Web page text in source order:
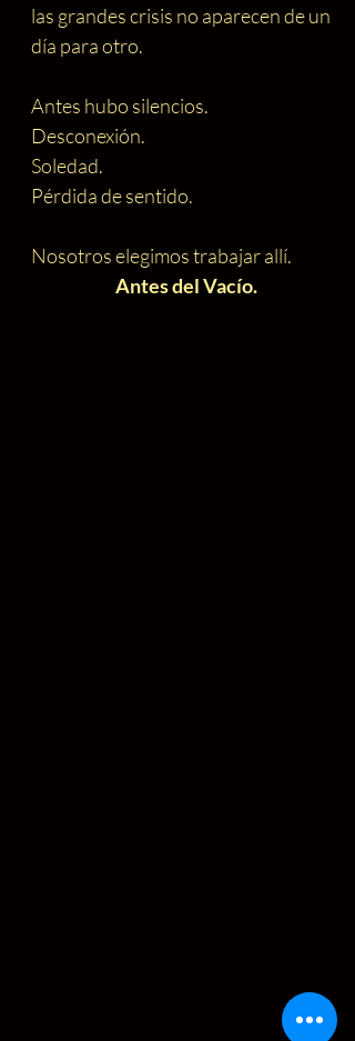
las grandes crisis no aparecen de un
día para otro.
Antes hubo silencios.
Desconexión.
Soledad.
Pérdida de sentido.
Nosotros elegimos trabajar allí.
Antes del Vacío.